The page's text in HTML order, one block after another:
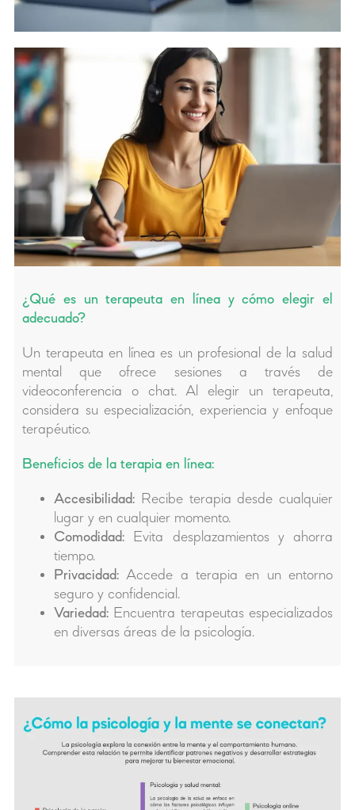
¿Qué es un terapeuta en línea y cómo elegir el
adecuado?
Un terapeuta en línea es un profesional de la salud
mental que ofrece sesiones a través de
videoconferencia o chat. Al elegir un terapeuta,
considera su especialización, experiencia y enfoque
terapéutico.
Beneficios de la terapia en línea:
Accesibilidad: Recibe terapia desde cualquier
lugar y en cualquier momento.
Comodidad: Evita desplazamientos y ahorra
tiempo.
Privacidad: Accede a terapia en un entorno
seguro y confidencial.
Variedad: Encuentra terapeutas especializados
en diversas áreas de la psicología.